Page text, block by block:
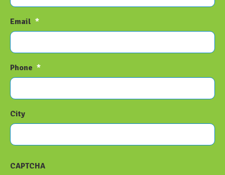
Email *
Phone *
City
CAPTCHA